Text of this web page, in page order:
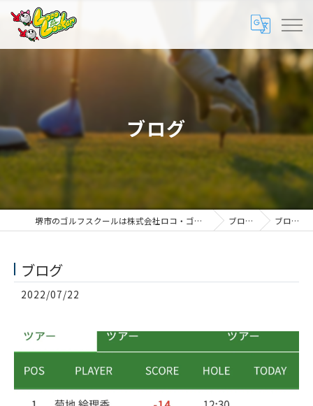
ブログ
堺市のゴルフスクールは株式会社ロコ・ゴルフ ブログ ブログ
ブログ
2022/07/22